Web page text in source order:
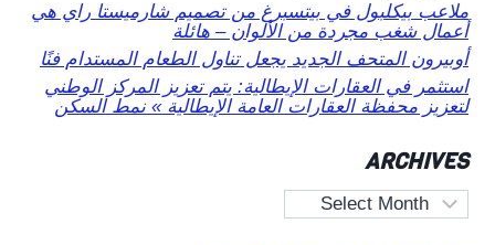
ملاعب بيكلبول في بيتسبرغ من تصميم شارميستا راي هي
أعمال شغب مجردة من الألوان – هائلة
أوبيرون المتحف الجديد يجعل تناول الطعام المستدام فنًا
استثمر في العقارات الإيطالية: يتم تعزيز المركز الوطني
لتعزيز محفظة العقارات العامة الإيطالية » نمط السكن
ARCHIVES
Archives